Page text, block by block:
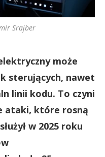
Srajber
może
sterujących, nawet
linii kodu. To czyni
ataki, które rosną
w 2025 roku